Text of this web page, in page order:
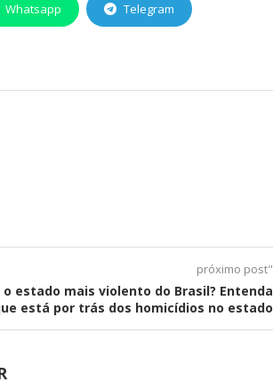
Whatsapp Telegram
próximo post"
o estado mais violento do Brasil? Entenda
está por trás dos homicídios no estado